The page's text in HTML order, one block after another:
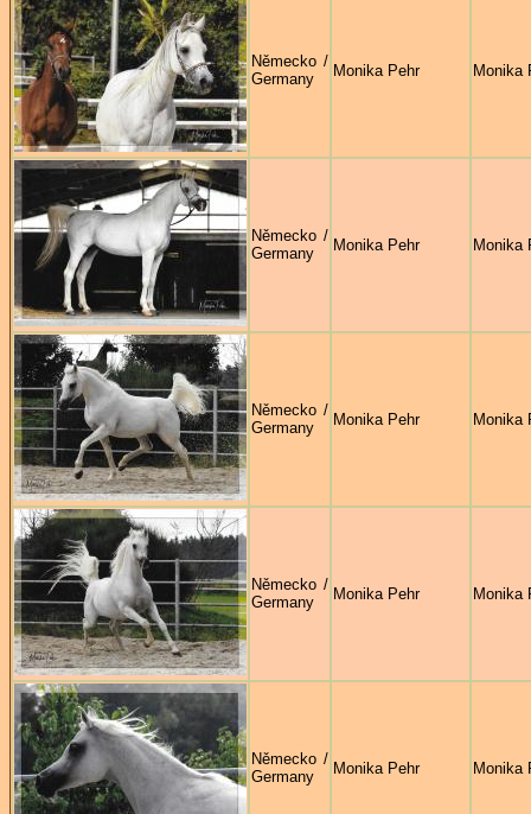
Německo /
Germany
Monika Pehr Monika
Německo /
Germany
Monika Pehr Monika
Německo /
Germany
Monika Pehr Monika
Německo /
Germany
Monika Pehr Monika
Německo /
Germany
Monika Pehr Monika